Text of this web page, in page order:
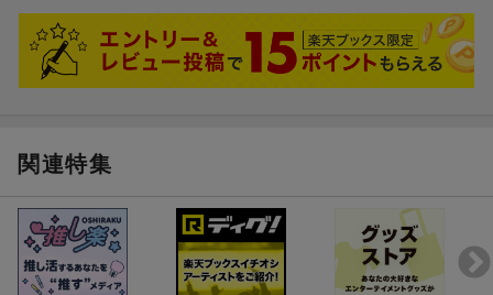
試聴のしかた
関連特集